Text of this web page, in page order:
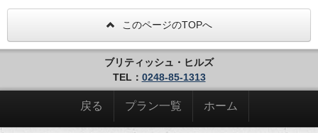
このページのTOPへ
ブリティッシュ・ヒルズ
TEL： 0248-85-1313
戻る プラン一覧 ホーム